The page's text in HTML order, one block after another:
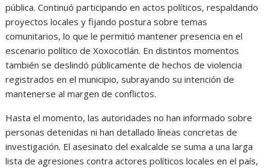
pública. Continuó participando en actos políticos, respaldando
proyectos locales y fijando postura sobre temas
comunitarios, lo que le permitió mantener presencia en el
escenario político de Xoxocotlán. En distintos momentos
también se deslindó públicamente de hechos de violencia
registrados en el municipio, subrayando su intención de
mantenerse al margen de conflictos.
Hasta el momento, las autoridades no han informado sobre
personas detenidas ni han detallado líneas concretas de
investigación. El asesinato del exalcalde se suma a una larga
lista de agresiones contra actores políticos locales en el país,